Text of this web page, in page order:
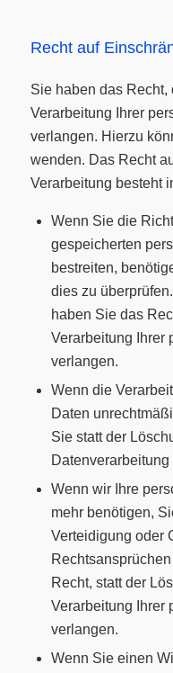
Recht auf
Sie haben das
Verarbeitung Ihrer
verlangen. Hierzu
wenden. Das Recht
Verarbeitung besteht
Wenn Sie die
gespeicherten
bestreiten,
dies zu
haben Sie das
Verarbeitung Ihrer
verlangen.
Wenn die
Daten
Sie statt der
Wenn wir Ihre
mehr benötigen,
Verteidigung oder
Recht, statt der
Verarbeitung Ihrer
verlangen.
Wenn Sie einen